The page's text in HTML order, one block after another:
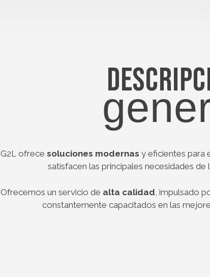
G2L ofrece soluciones modernas y eficientes para
satisfacen las principales necesidades de
Ofrecemos un servicio de alta calidad , impulsado
constantemente capacitados en las